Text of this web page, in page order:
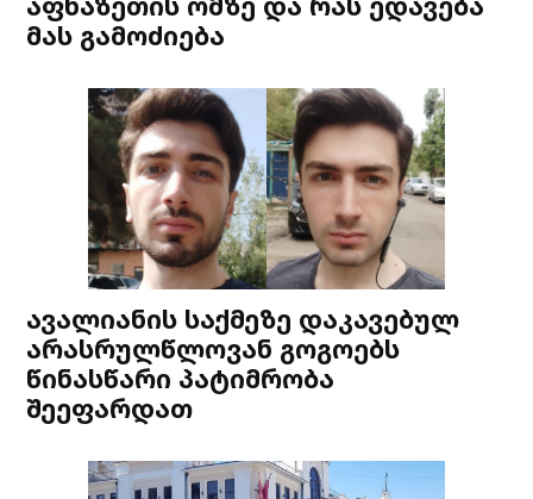
მას გამოძიება
ავალიანის საქმეზე დაკავებულ
არასრულწლოვან გოგოებს
წინასწარი პატიმრობა
შეეფარდათ